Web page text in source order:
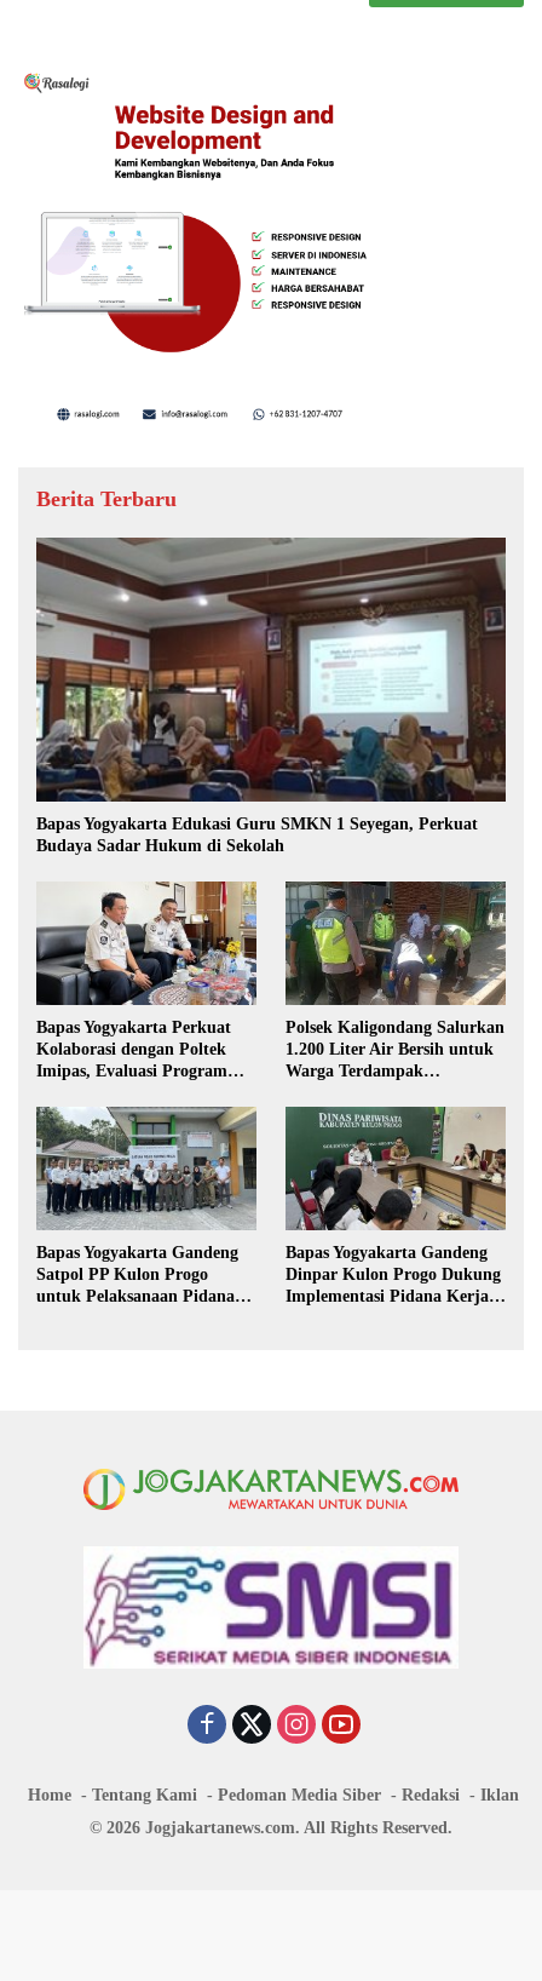
Berita Terbaru
Bapas Yogyakarta Edukasi Guru SMKN 1 Seyegan, Perkuat
Budaya Sadar Hukum di Sekolah
Bapas Yogyakarta Perkuat
Kolaborasi dengan Poltek
Imipas, Evaluasi Program
Polsek Kaligondang Salurkan
1.200 Liter Air Bersih untuk
Warga Terdampak
Bapas Yogyakarta Gandeng
Satpol PP Kulon Progo
untuk Pelaksanaan Pidana
Bapas Yogyakarta Gandeng
Dinpar Kulon Progo Dukung
Implementasi Pidana Kerja
Home Tentang Kami Pedoman Media Siber Redaksi
Iklan
© 2026 Jogjakartanews.com. All Rights Reserved.